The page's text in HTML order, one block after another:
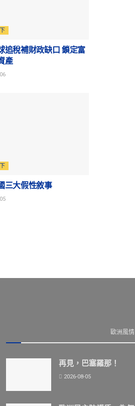
追稅補財政缺口 鎖定富
產
三大假性敘事
歐洲風情
再見，巴塞羅那！
2026-08-05